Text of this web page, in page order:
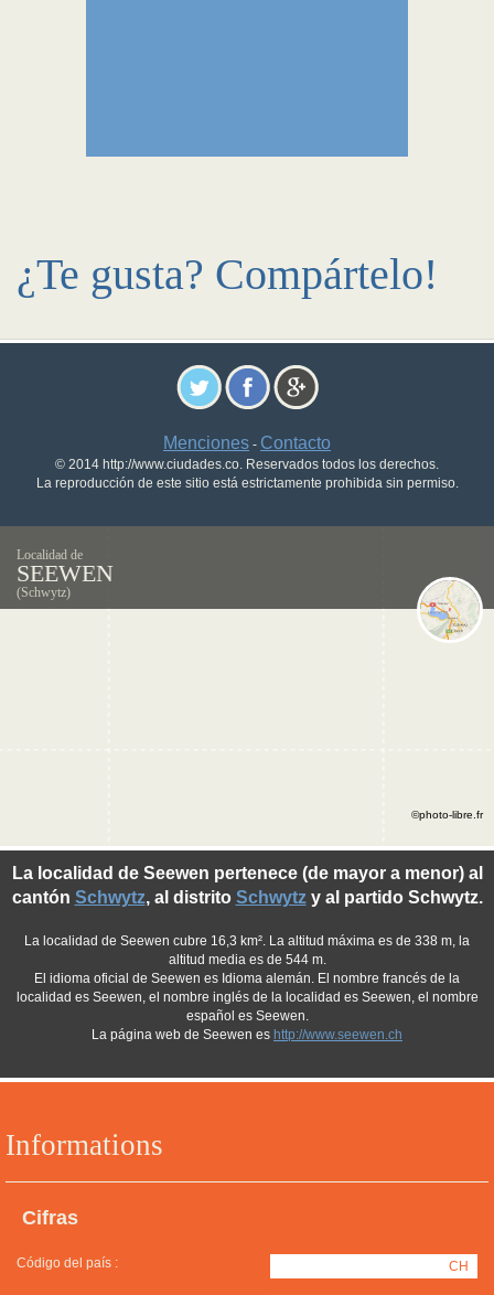
¿Te gusta? Compártelo!
Menciones - Contacto
© 2014 http://www.ciudades.co. Reservados todos los derechos.
La reproducción de este sitio está estrictamente prohibida sin permiso.
Localidad de
SEEWEN
(Schwytz)
Informations
Cifras
Código del país : CH
La localidad de Seewen pertenece (de mayor a menor) al
cantón Schwytz, al distrito Schwytzy al partido Schwytz.
La localidad de Seewen cubre 16,3 km². La altitud máxima es de 338 m, la
altitud media es de 544 m.
El idioma oficial de Seewen es Idioma alemán. El nombre francés de la
localidad es Seewen, el nombre inglés de la localidad es Seewen, el nombre
español es Seewen.
La página web de Seewen es http://www.seewen.ch
©photo-libre.fr